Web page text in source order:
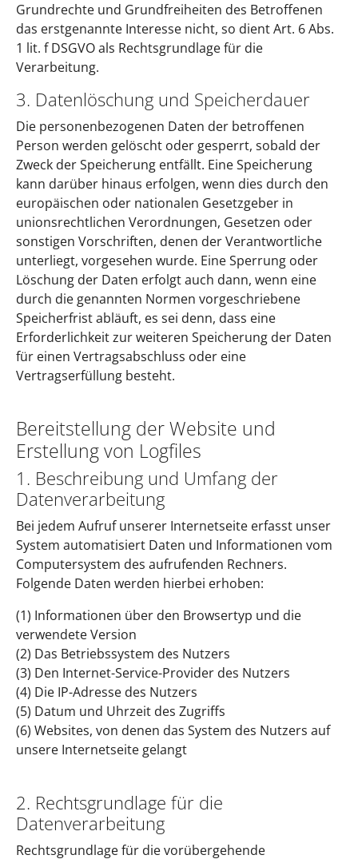
Grundrechte und Grundfreiheiten des Betroffenen
das erstgenannte Interesse nicht, so dient Art. 6 Abs.
1 lit. f DSGVO als Rechtsgrundlage für die
Verarbeitung.
3. Datenlöschung und Speicherdauer
Die personenbezogenen Daten der betroffenen
Person werden gelöscht oder gesperrt, sobald der
Zweck der Speicherung entfällt. Eine Speicherung
kann darüber hinaus erfolgen, wenn dies durch den
europäischen oder nationalen Gesetzgeber in
unionsrechtlichen Verordnungen, Gesetzen oder
sonstigen Vorschriften, denen der Verantwortliche
unterliegt, vorgesehen wurde. Eine Sperrung oder
Löschung der Daten erfolgt auch dann, wenn eine
durch die genannten Normen vorgeschriebene
Speicherfrist abläuft, es sei denn, dass eine
Erforderlichkeit zur weiteren Speicherung der Daten
für einen Vertragsabschluss oder eine
Vertragserfüllung besteht.
Bereitstellung der Website und
Erstellung von Logfiles
1. Beschreibung und Umfang der
Datenverarbeitung
Bei jedem Aufruf unserer Internetseite erfasst unser
System automatisiert Daten und Informationen vom
Computersystem des aufrufenden Rechners.
Folgende Daten werden hierbei erhoben:
(1) Informationen über den Browsertyp und die
verwendete Version
(2) Das Betriebssystem des Nutzers
(3) Den Internet-Service-Provider des Nutzers
(4) Die IP-Adresse des Nutzers
(5) Datum und Uhrzeit des Zugriffs
(6) Websites, von denen das System des Nutzers auf
unsere Internetseite gelangt
2. Rechtsgrundlage für die
Datenverarbeitung
Rechtsgrundlage für die vorübergehende